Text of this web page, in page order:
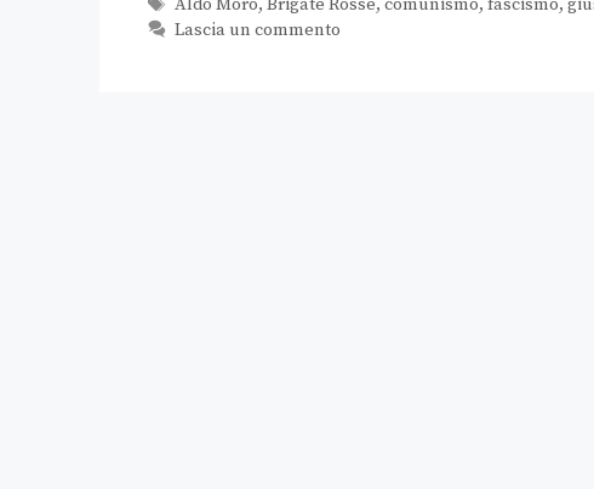
Aldo Moro, Brigate Rosse, comunismo, fascismo,
Lascia un commento